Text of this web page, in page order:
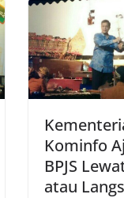
Kominfo
BPJS
atau